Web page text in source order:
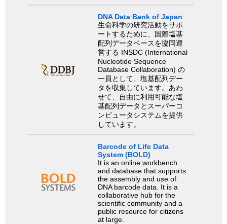
DNA Data Bank of Japan
生命科学の研究活動をサポ
ートするために、国際塩基
配列データベースを協同運
営する INSDC (International
Nucleotide Sequence
Database Collaboration) の
一員として、塩基配列デー
タを収集しています。あわ
せて、自由に利用可能な塩
基配列データとスーパーコ
ンピュータシステムを提供
しています。
Barcode of Life Data
System (BOLD)
It is an online workbench
and database that supports
the assembly and use of
DNA barcode data. It is a
collaborative hub for the
scientific community and a
public resource for citizens
at large.